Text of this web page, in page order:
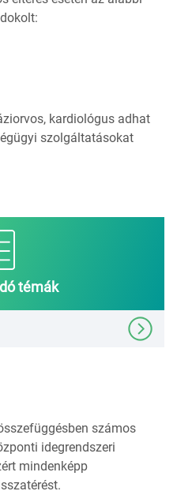
kardiológus adhat
szolgáltatásokat
témák
számos
idegrendszeri
mindenképp